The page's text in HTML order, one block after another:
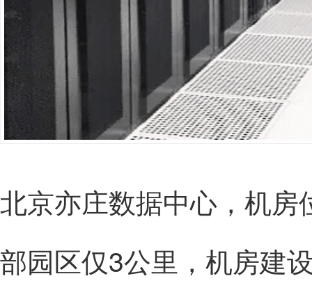
北京亦庄数据中心，机
部园区仅3公里，机房建